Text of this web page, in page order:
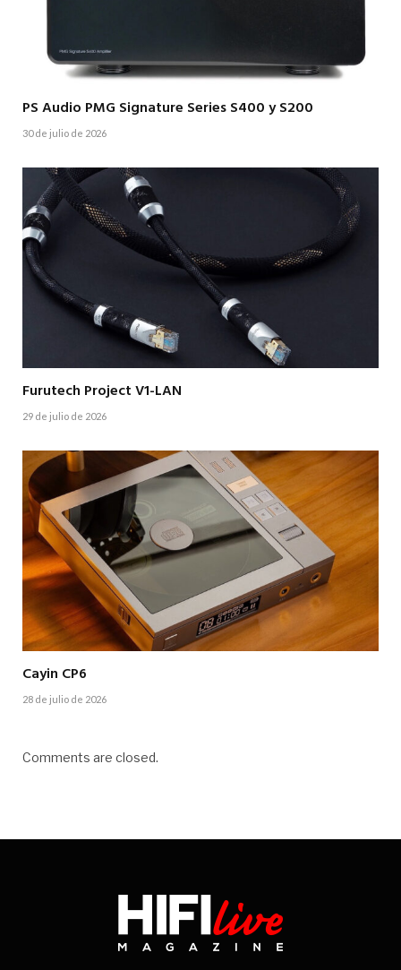
PS Audio PMG Signature Series S400 y S200
30 de julio de 2026
Furutech Project V1-LAN
29 de julio de 2026
Cayin CP6
28 de julio de 2026
Comments are closed.